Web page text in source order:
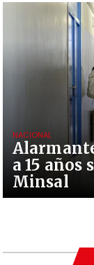
a 15 años
Minsal
NACIONAL